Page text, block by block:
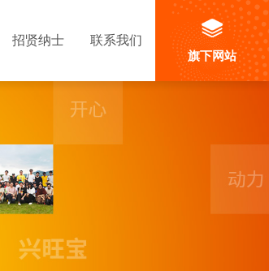
旗下网站
招贤纳士 联系我们